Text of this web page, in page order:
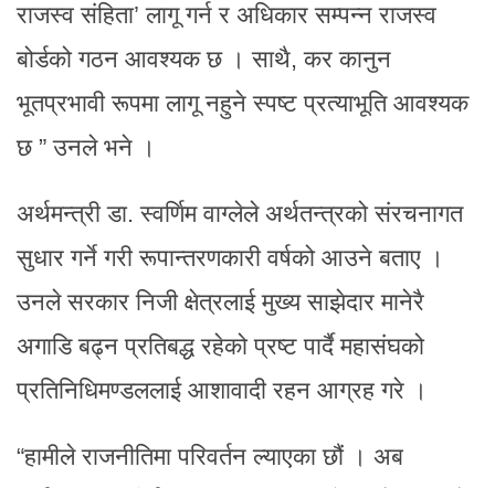
राजस्व संहिता’ लागू गर्न र अधिकार सम्पन्न राजस्व
बोर्डको गठन आवश्यक छ । साथै, कर कानुन
भूतप्रभावी रूपमा लागू नहुने स्पष्ट प्रत्याभूति आवश्यक
छ ” उनले भने ।
अर्थमन्त्री डा. स्वर्णिम वाग्लेले अर्थतन्त्रको संरचनागत
सुधार गर्ने गरी रूपान्तरणकारी वर्षको आउने बताए ।
उनले सरकार निजी क्षेत्रलाई मुख्य साझेदार मानेरै
अगाडि बढ्न प्रतिबद्ध रहेको प्रष्ट पार्दै महासंघको
प्रतिनिधिमण्डललाई आशावादी रहन आग्रह गरे ।
“हामीले राजनीतिमा परिवर्तन ल्याएका छौं । अब